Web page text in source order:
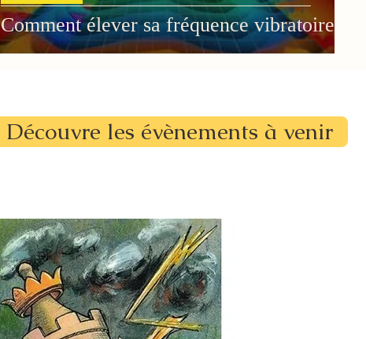
Comment élever sa fréquence vibratoire?
Découvre les évènements à venir